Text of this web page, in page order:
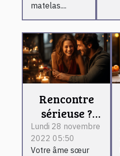
matelas....
Rencontre
sérieuse ?
Voici ce qu'il
vous faut
Lundi 28 novembre
2022 05:50
Votre âme sœur